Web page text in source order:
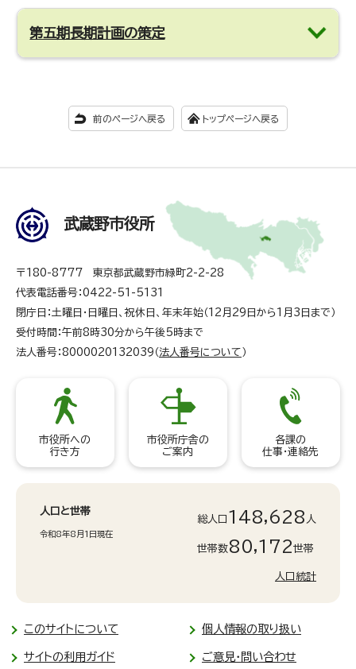
第五期長期計画の策定
前のページへ戻る トップページへ戻る
武蔵野市役所
〒180-8777 東京都武蔵野市緑町2-2-28
代表電話番号：0422-51-5131
閉庁日：土曜日・日曜日、祝休日、年末年始（12月29日から1月3日まで）
受付時間：午前8時30分から午後5時まで
法人番号：8000020132039（ 法人番号について ）
市役所への
行き方
市役所庁舎の
ご案内
各課の
仕事・連絡先
人口と世帯
令和8年8月1日現在
総人口 148,628 人
世帯数80,172世帯
人口統計
このサイトについて 個人情報の取り扱い
サイトの利用ガイド ご意見・問い合わせ